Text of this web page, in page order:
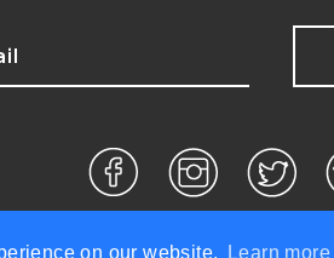
on our website. Learn more
zadržana.